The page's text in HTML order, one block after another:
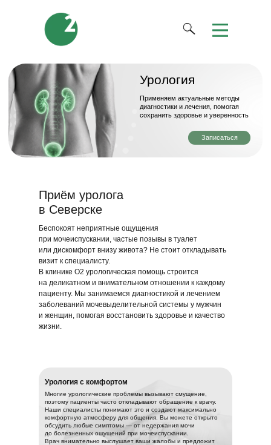
Записаться
диагностики и лечения, помогая
сохранить здоровье и уверенность
Беспокоят неприятные ощущения
при мочеиспускании, частые позывы в туалет
или дискомфорт внизу живота? Не стоит откладывать
визит к специалисту.
В клинике O2 урологическая помощь строится
на деликатном и внимательном отношении к каждому
пациенту. Мы занимаемся диагностикой и лечением
заболеваний мочевыделительной системы у мужчин
и женщин, помогая восстановить здоровье и качество
жизни.
Урология с комфортом
Многие урологические проблемы вызывают смущение,
поэтому пациенты часто откладывают обращение к врачу.
Наши специалисты понимают это и создают максимально
комфортную атмосферу для общения. Вы можете открыто
обсудить любые симптомы — от недержания мочи
до болезненных ощущений при мочеиспускании.
Врач внимательно выслушает ваши жалобы и предложит
Приём уролога
в Северске